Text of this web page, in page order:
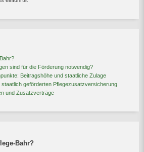
sind für die Förderung notwendig?
Beitragshöhe und staatliche Zulage
staatlich geförderten Pflegezusatzversicherung
und Zusatzverträge
Bahr?